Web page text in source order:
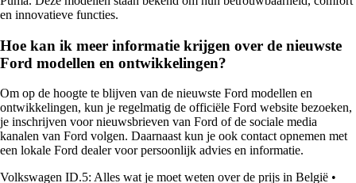
en innovatieve functies.
Hoe kan ik meer informatie krijgen over de nieuwste
Ford modellen en ontwikkelingen?
Om op de hoogte te blijven van de nieuwste Ford modellen en
ontwikkelingen, kun je regelmatig de officiële Ford website bezoeken,
je inschrijven voor nieuwsbrieven van Ford of de sociale media
kanalen van Ford volgen. Daarnaast kun je ook contact opnemen met
een lokale Ford dealer voor persoonlijk advies en informatie.
Volkswagen ID.5: Alles wat je moet weten over de prijs in België •